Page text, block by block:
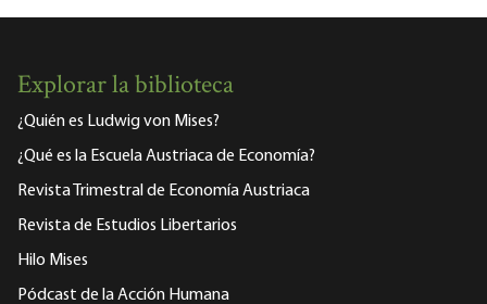
Explorar la biblioteca
¿Quién es Ludwig von Mises?
¿Qué es la Escuela Austriaca de Economía?
Revista Trimestral de Economía Austriaca
Revista de Estudios Libertarios
Hilo Mises
Pódcast de la Acción Humana